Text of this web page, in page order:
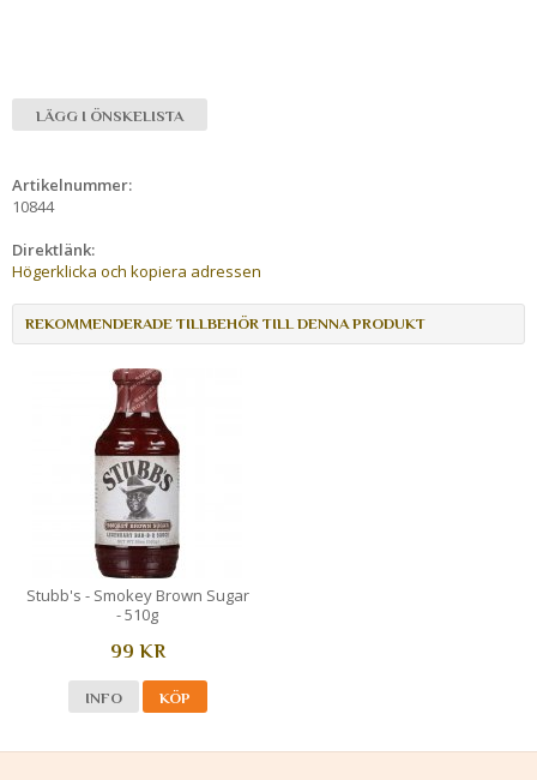
LÄGG I ÖNSKELISTA
Artikelnummer:
10844
Direktlänk:
Högerklicka och kopiera adressen
REKOMMENDERADE TILLBEHÖR TILL DENNA PRODUKT
Stubb's - Smokey Brown Sugar
- 510g
99 KR
INFO KÖP